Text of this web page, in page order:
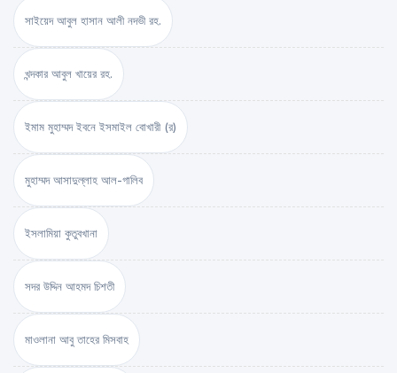
সাইয়েদ আবুল হাসান আলী নদভী রহ.
খন্দকার আবুল খায়ের রহ.
ইমাম মুহাম্মদ ইবনে ইসমাইল বোখারী (র)
মুহাম্মদ আসাদুল্লাহ আল-গালিব
ইসলামিয়া কুতুবখানা
সদর উদ্দিন আহমদ চিশতী
মাওলানা আবু তাহের মিসবাহ